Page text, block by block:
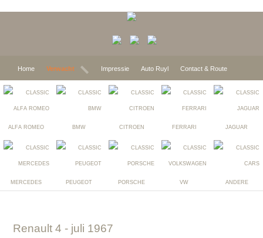
Home Verwacht Impressie Auto Ruyl Contact & Route
ALFA ROMEO BMW CITROEN FERRARI JAGUAR
MERCEDES PEUGEOT PORSCHE VW ANDERE
renault 4 - juli 1967